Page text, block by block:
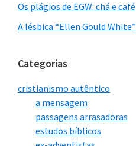
Os plágios de EGW: chá e café
A lésbica “Ellen Gould White”
Categorias
cristianismo autêntico
a mensagem
passagens arrasadoras
estudos bíblicos